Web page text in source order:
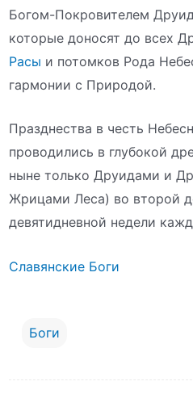
Богом-Покровителем
которые доносят до всех
Расы и потомков Рода
гармонии с Природой.
Празднества в честь
проводились в глубокой
ныне только Друидами и
Жрицами Леса) во второй
девятидневной недели
Славянские Боги
Боги